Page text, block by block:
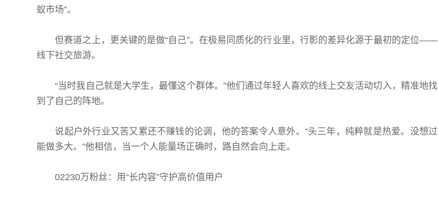
蚁市场”。
但赛道之上，更关键的是做“自己”。在极易同质化的行业里，行影的差异化源于最初的定位——
线下社交旅游。
“当时我自己就是大学生，最懂这个群体。”他们通过年轻人喜欢的线上交友活动切入，精准地找
到了自己的阵地。
说起户外行业又苦又累还不赚钱的论调，他的答案令人意外。“头三年，纯粹就是热爱。没想过
能做多大。”他相信，当一个人能量场正确时，路自然会向上走。
02230万粉丝：用“长内容”守护高价值用户